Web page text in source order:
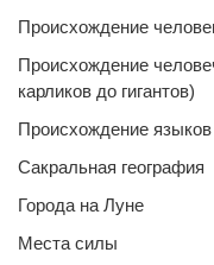
Происхождение
Происхождение
карликов до гигантов)
Происхождение языков
Сакральная география
Города на Луне
Места силы